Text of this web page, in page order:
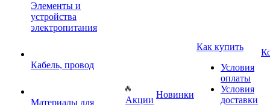
Элементы и
устройства
электропитания
Кабель, провод
Материалы для
Акции
Новинки
Как купить
Условия
оплаты
Условия
доставки